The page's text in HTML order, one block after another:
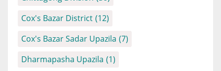
Cox's Bazar District (12)
Cox's Bazar Sadar Upazila (7)
Dharmapasha Upazila (1)